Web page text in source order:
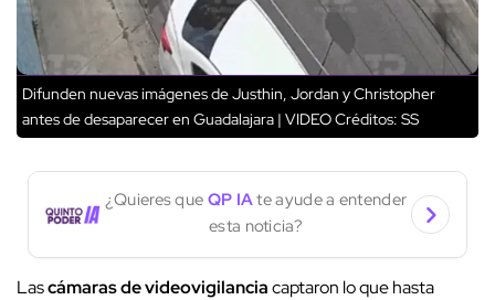
Difunden nuevas imágenes de Justhin, Jordan y Christopher
antes de desaparecer en Guadalajara | VIDEOCréditos: SS
¿Quieres que QP IAte ayude a entender
esta noticia?
Lascámaras de videovigilanciacaptaron lo que hasta